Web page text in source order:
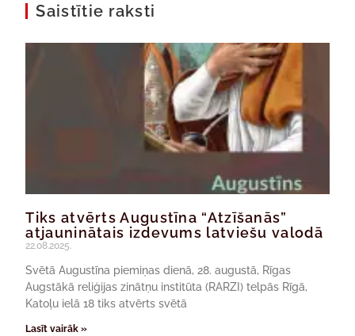
Saistītie raksti
Tiks atvērts Augustīna “Atzīšanās”
atjauninātais izdevums latviešu valodā
22.08.2025.
Svētā Augustīna piemiņas dienā, 28. augustā, Rīgas
Augstākā reliģijas zinātņu institūta (RARZI) telpās Rīgā,
Katoļu ielā 18 tiks atvērts svētā
Lasīt vairāk »